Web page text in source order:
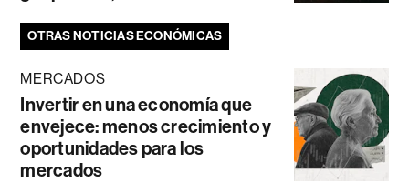
OTRAS NOTICIAS ECONÓMICAS
MERCADOS
Invertir en una economía que
envejece: menos crecimiento y
oportunidades para los
mercados